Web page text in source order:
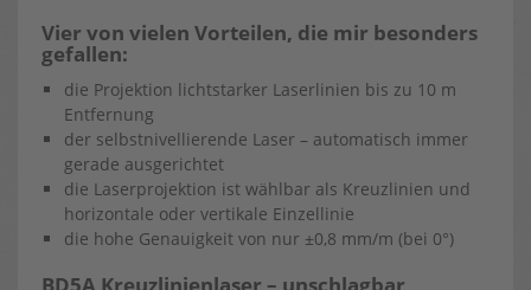
Vier von vielen Vorteilen, die mir besonders
gefallen:
die Projektion lichtstarker Laserlinien bis zu 10 m
Entfernung
der selbstnivellierende Laser – automatisch immer
gerade ausgerichtet
die Laserprojektion ist wählbar als Kreuzlinien und
horizontale oder vertikale Einzellinie
die hohe Genauigkeit von nur ±0,8 mm/m (bei 0°)